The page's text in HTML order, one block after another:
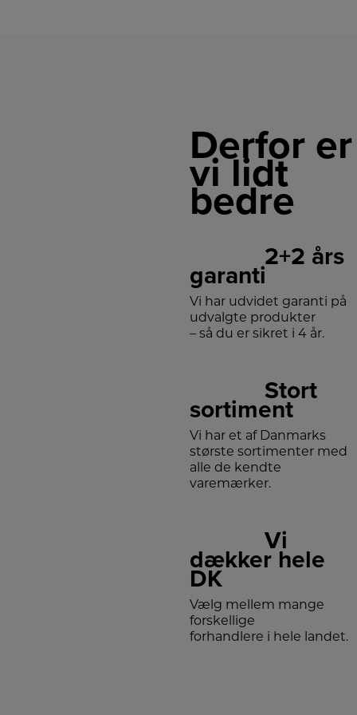
Derfor er
vi lidt
bedre
2+2 års
garanti
Vi har udvidet garanti på
udvalgte produkter
– så du er sikret i 4 år.
Stort
sortiment
Vi har et af Danmarks
største sortimenter med
alle de kendte
varemærker.
Vi
dækker hele
DK
Vælg mellem mange
forskellige
forhandlere i hele landet.